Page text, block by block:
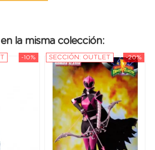
la misma colección:
-10% -20%
SECCIÓN: OUTLET